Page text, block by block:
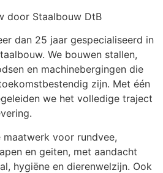
door Staalbouw DtB
dan 25 jaar gespecialiseerd in
We bouwen stallen,
en machinebergingen die
zijn. Met één
we het volledige traject
voor rundvee,
en geiten, met aandacht
hygiëne en dierenwelzijn. Ook